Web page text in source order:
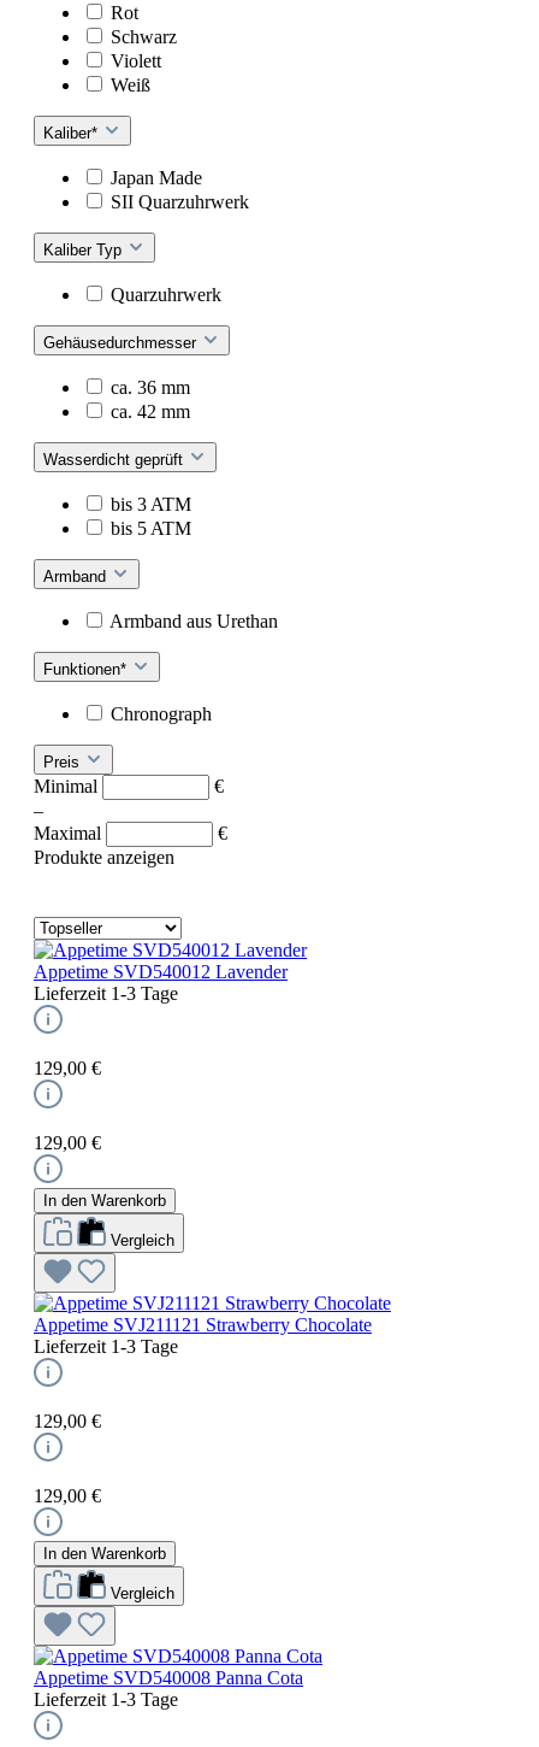
Rot
Schwarz
Violett
Weiß
Kaliber*
Japan Made
SII Quarzuhrwerk
Kaliber Typ
Quarzuhrwerk
Gehäusedurchmesser
ca. 36 mm
ca. 42 mm
Wasserdicht geprüft
bis 3 ATM
bis 5 ATM
Armband
Armband aus Urethan
Funktionen*
Chronograph
Preis
Minimal
€
–
Maximal
€
Produkte anzeigen
Appetime SVD540012 Lavender
Lieferzeit 1-3 Tage
129,00 €
129,00 €
In den Warenkorb
Vergleich
Appetime SVJ211121 Strawberry Chocolate
Lieferzeit 1-3 Tage
129,00 €
129,00 €
In den Warenkorb
Vergleich
Appetime SVD540008 Panna Cota
Lieferzeit 1-3 Tage